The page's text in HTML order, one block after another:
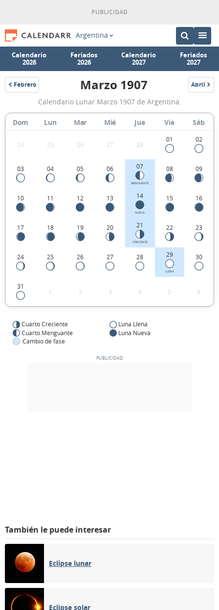
Argentina
Calendario
2026
Feriados
2026
Calendario
2027
Feriados
2027
Febrero
1907
Calendario
Lunar
Marzo
Argentina.
Marzo 1907 Abril
1907
Calendario Lunar Marzo 1907 de Argentina.
Dom Lun Mar Mié Jue Vie Sáb
24 25 26 27 28
01 02
03 04 05 06 07
MENGUANTE
08 09
10 11 12 13 14
NUEVA
15 16
17 18 19 20 21
CRECIENTE
22 23
24 25 26 27 28 29
LLENA
30
31
1 2 3 4 5 6
Cuarto Creciente
Luna Llena
Cuarto Menguante
Luna Nueva
Cambio de fase
También le puede interesar
Eclipse lunar
Eclipse solar